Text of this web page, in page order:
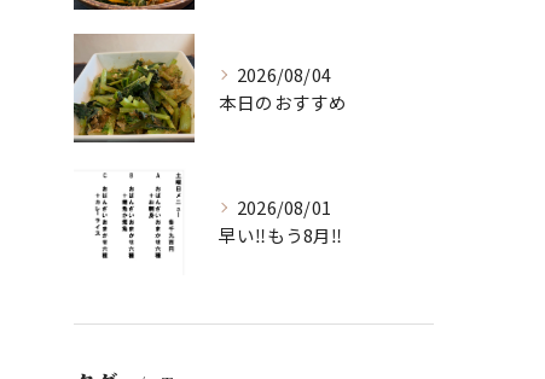
2026/08/04
本日のおすすめ
2026/08/01
早い‼️もう8月‼️